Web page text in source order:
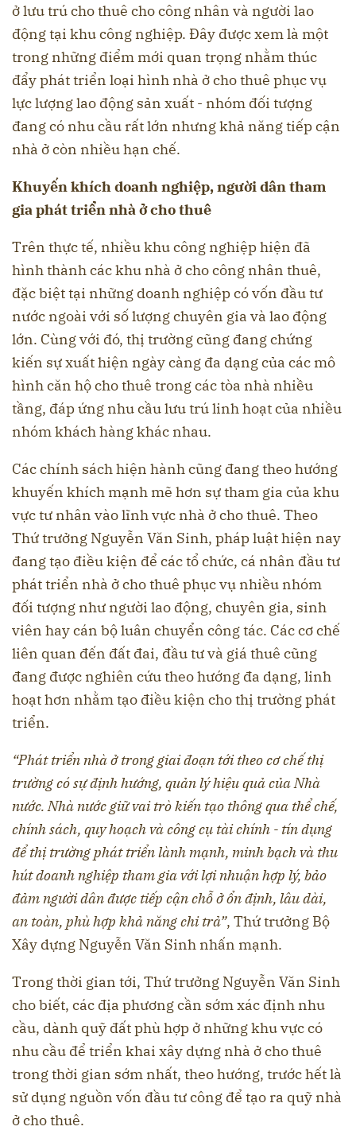
ở lưu trú cho thuê cho công nhân và người lao
động tại khu công nghiệp. Đây được xem là một
trong những điểm mới quan trọng nhằm thúc
đẩy phát triển loại hình nhà ở cho thuê phục vụ
lực lượng lao động sản xuất - nhóm đối tượng
đang có nhu cầu rất lớn nhưng khả năng tiếp cận
nhà ở còn nhiều hạn chế.
Khuyến khích doanh nghiệp, người dân tham
gia phát triển nhà ở cho thuê
Trên thực tế, nhiều khu công nghiệp hiện đã
hình thành các khu nhà ở cho công nhân thuê,
đặc biệt tại những doanh nghiệp có vốn đầu tư
nước ngoài với số lượng chuyên gia và lao động
lớn. Cùng với đó, thị trường cũng đang chứng
kiến sự xuất hiện ngày càng đa dạng của các mô
hình căn hộ cho thuê trong các tòa nhà nhiều
tầng, đáp ứng nhu cầu lưu trú linh hoạt của nhiều
nhóm khách hàng khác nhau.
Các chính sách hiện hành cũng đang theo hướng
khuyến khích mạnh mẽ hơn sự tham gia của khu
vực tư nhân vào lĩnh vực nhà ở cho thuê. Theo
Thứ trưởng Nguyễn Văn Sinh, pháp luật hiện nay
đang tạo điều kiện để các tổ chức, cá nhân đầu tư
phát triển nhà ở cho thuê phục vụ nhiều nhóm
đối tượng như người lao động, chuyên gia, sinh
viên hay cán bộ luân chuyển công tác. Các cơ chế
liên quan đến đất đai, đầu tư và giá thuê cũng
đang được nghiên cứu theo hướng đa dạng, linh
hoạt hơn nhằm tạo điều kiện cho thị trường phát
triển.
“Phát triển nhà ở trong giai đoạn tới theo cơ chế thị
trường có sự định hướng, quản lý hiệu quả của Nhà
nước. Nhà nước giữ vai trò kiến tạo thông qua thể chế,
chính sách, quy hoạch và công cụ tài chính - tín dụng
để thị trường phát triển lành mạnh, minh bạch và thu
hút doanh nghiệp tham gia với lợi nhuận hợp lý, bảo
đảm người dân được tiếp cận chỗ ở ổn định, lâu dài,
an toàn, phù hợp khả năng chi trả”, Thứ trưởng Bộ
Xây dựng Nguyễn Văn Sinh nhấn mạnh.
Trong thời gian tới, Thứ trưởng Nguyễn Văn Sinh
cho biết, các địa phương cần sớm xác định nhu
cầu, dành quỹ đất phù hợp ở những khu vực có
nhu cầu để triển khai xây dựng nhà ở cho thuê
trong thời gian sớm nhất, theo hướng, trước hết là
sử dụng nguồn vốn đầu tư công để tạo ra quỹ nhà
ở cho thuê.